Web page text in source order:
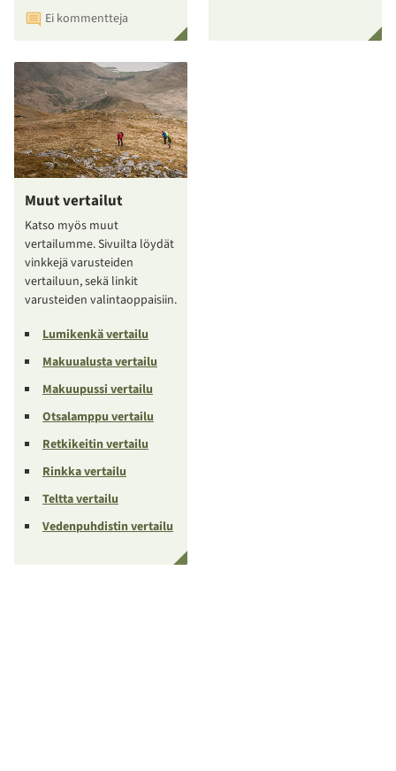
Ei kommentteja
Muut vertailut
Katso myös muut
vertailumme. Sivuilta löydät
vinkkejä varusteiden
vertailuun, sekä linkit
varusteiden valintaoppaisiin.
Lumikenkä vertailu
Makuualusta vertailu
Makuupussi vertailu
Otsalamppu vertailu
Retkikeitin vertailu
Rinkka vertailu
Teltta vertailu
Vedenpuhdistin vertailu